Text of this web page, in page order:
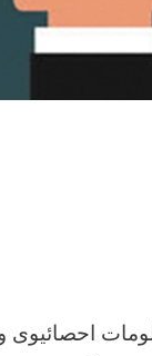
احصائیوی